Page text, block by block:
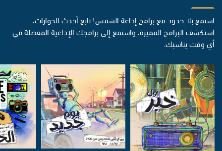
استمع بلا حدود مع برامج إذاعة الشمس! تابع أحدث الحوارات،
استكشف البرامج المميزة، واستمع إلى برامجك الإذاعية المفضلة في
أي وقت يناسبك.